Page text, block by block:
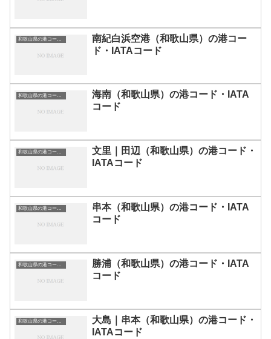
和歌山県の港コード・IATAコード一覧
南紀白浜空港（和歌山県）の港コー
ド・IATAコード
和歌山県の港コード・IATAコード一覧
海南（和歌山県）の港コード・IATA
コード
和歌山県の港コード・IATAコード一覧
文里｜田辺（和歌山県）の港コード・
IATAコード
和歌山県の港コード・IATAコード一覧
串本（和歌山県）の港コード・IATA
コード
和歌山県の港コード・IATAコード一覧
勝浦（和歌山県）の港コード・IATA
コード
和歌山県の港コード・IATAコード一覧
大島｜串本（和歌山県）の港コード・
IATAコード